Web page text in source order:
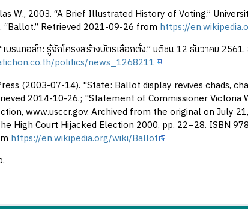
W., 2003. “A Brief Illustrated History of Voting.”
“Ballot.” Retrieved 2021-09-26 from https://
บรนทอล์ก: รู้จักโครงสร้างบัตรเลือกตั้ง.” มติชน 12 ธันวาคม
politics/news_1268211
(2003-07-14). "State: Ballot display revives chads,
2014-10-26.; "Statement of Commissioner
www.usccr.gov. Archived from the original on July
High Court Hijacked Election 2000, pp. 22–28. ISBN
https://en.wikipedia.org/wiki/Ballot